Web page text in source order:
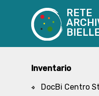
RETE
Inventario
DocBi Centro